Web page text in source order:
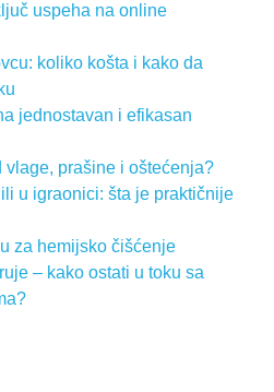
uspeha na online
koliko košta i kako da
jednostavan i efikasan
vlage, prašine i oštećenja?
u igraonici: šta je praktičnije
za hemijsko čišćenje
– kako ostati u toku sa